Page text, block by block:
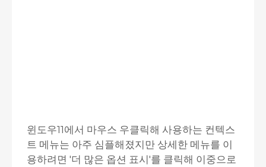
윈도우11에서 마우스 우클릭해 사용하는 컨텍스
트 메뉴는 아주 심플해졌지만 상세한 메뉴를 이
용하려면 '더 많은 옵션 표시'를 클릭해 이중으로